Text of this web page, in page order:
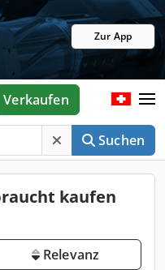
Zur App
Suchen
Verkaufen
kaufen
Relevanz